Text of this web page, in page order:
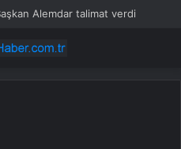
Alemdar talimat verdi